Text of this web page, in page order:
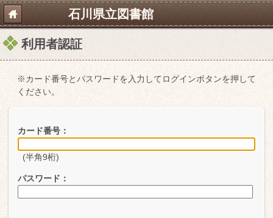
石川県立図書館
利用者認証
※カード番号とパスワードを入力してログインボタンを押して
ください。
カード番号：
(半角9桁)
パスワード：